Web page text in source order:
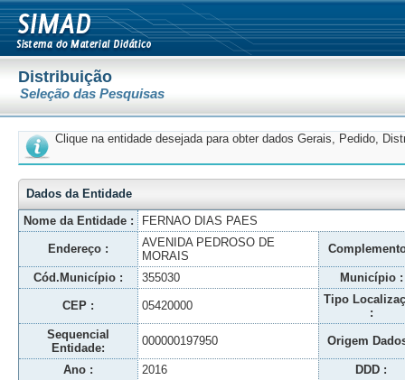
Distribuição
Seleção das Pesquisas
Clique na entidade desejada para obter dados Gerais, Pedido,
Dados da Entidade
Nome da Entidade :
FERNAO DIAS PAES
Endereço :
AVENIDA PEDROSO DE
MORAIS
Cód.Município : 355030 Município :
CEP : 05420000
Tipo
:
Sequencial
Entidade:
000000197950 Origem
Ano : 2016 DDD :